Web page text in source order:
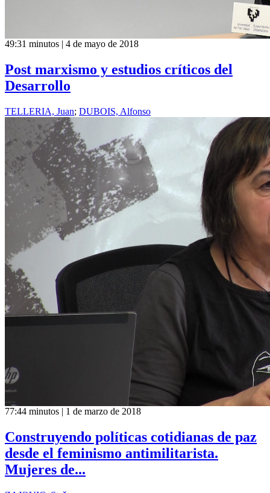
49:31 minutos | 4 de mayo de 2018
Post marxismo y estudios críticos del
Desarrollo
TELLERIA, Juan; DUBOIS, Alfonso
77:44 minutos | 1 de marzo de 2018
Construyendo políticas cotidianas de paz
desde el feminismo antimilitarista.
Mujeres de...